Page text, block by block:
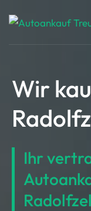
Wir
Ihr